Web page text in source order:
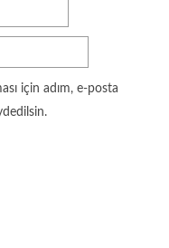
için adım, e-posta